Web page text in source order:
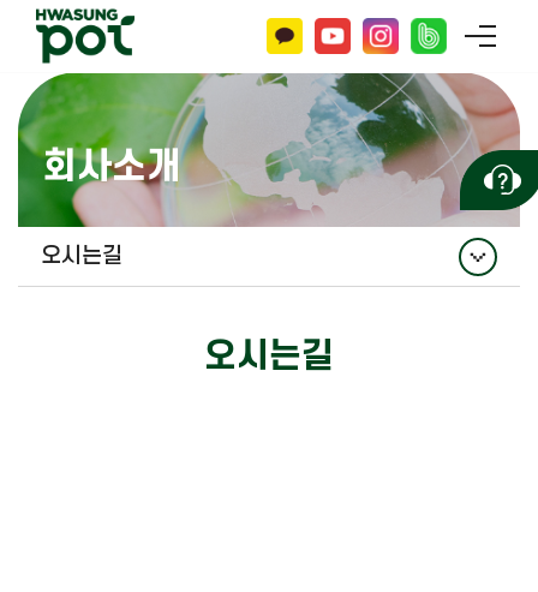
회사소개
오시는길
오시는길